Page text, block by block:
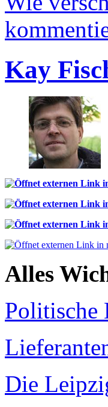
Kay
Alles
Politische
Die